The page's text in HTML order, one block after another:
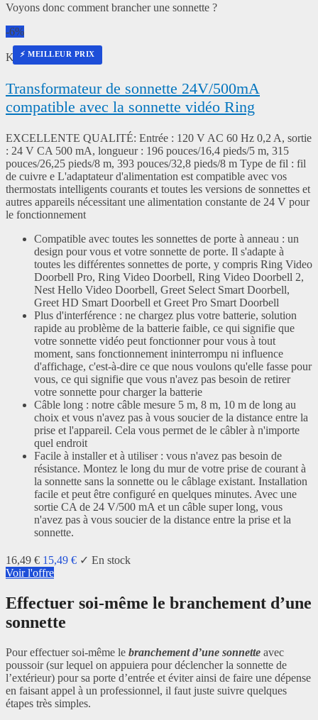
Voyons donc comment brancher une sonnette ?
-6%
⚡ MEILLEUR PRIX
Kensbro
Transformateur de sonnette 24V/500mA
compatible avec la sonnette vidéo Ring
EXCELLENTE QUALITÉ: Entrée : 120 V AC 60 Hz 0,2 A, sortie
: 24 V CA 500 mA, longueur : 196 pouces/16,4 pieds/5 m, 315
pouces/26,25 pieds/8 m, 393 pouces/32,8 pieds/8 m Type de fil : fil
de cuivre e L'adaptateur d'alimentation est compatible avec vos
thermostats intelligents courants et toutes les versions de sonnettes et
autres appareils nécessitant une alimentation constante de 24 V pour
le fonctionnement
Compatible avec toutes les sonnettes de porte à anneau : un
design pour vous et votre sonnette de porte. Il s'adapte à
toutes les différentes sonnettes de porte, y compris Ring Video
Doorbell Pro, Ring Video Doorbell, Ring Video Doorbell 2,
Nest Hello Video Doorbell, Greet Select Smart Doorbell,
Greet HD Smart Doorbell et Greet Pro Smart Doorbell
Plus d'interférence : ne chargez plus votre batterie, solution
rapide au problème de la batterie faible, ce qui signifie que
votre sonnette vidéo peut fonctionner pour vous à tout
moment, sans fonctionnement ininterrompu ni influence
d'affichage, c'est-à-dire ce que nous voulons qu'elle fasse pour
vous, ce qui signifie que vous n'avez pas besoin de retirer
votre sonnette pour charger la batterie
Câble long : notre câble mesure 5 m, 8 m, 10 m de long au
choix et vous n'avez pas à vous soucier de la distance entre la
prise et l'appareil. Cela vous permet de le câbler à n'importe
quel endroit
Facile à installer et à utiliser : vous n'avez pas besoin de
résistance. Montez le long du mur de votre prise de courant à
la sonnette sans la sonnette ou le câblage existant. Installation
facile et peut être configuré en quelques minutes. Avec une
sortie CA de 24 V/500 mA et un câble super long, vous
n'avez pas à vous soucier de la distance entre la prise et la
sonnette.
16,49 € 15,49 € ✓ En stock
Voir l'offre
Effectuer soi-même le branchement d’une
sonnette
Pour effectuer soi-même le branchement d’une sonnette avec
poussoir (sur lequel on appuiera pour déclencher la sonnette de
l’extérieur) pour sa porte d’entrée et éviter ainsi de faire une dépense
en faisant appel à un professionnel, il faut juste suivre quelques
étapes très simples.